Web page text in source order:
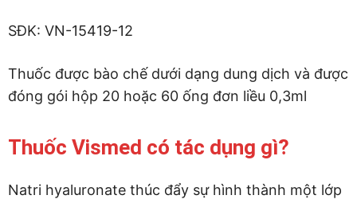
SĐK: VN-15419-12
Thuốc được bào chế dưới dạng dung dịch và được
đóng gói hộp 20 hoặc 60 ống đơn liều 0,3ml
Thuốc Vismed có tác dụng gì?
Natri hyaluronate thúc đẩy sự hình thành một lớp